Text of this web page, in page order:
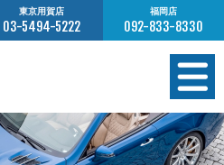
東京用賀店
03-5494-5222
福岡店
092-833-8330
在庫情報